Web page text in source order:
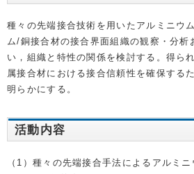
種々の先端接合技術を用いたアルミニウ
ム/銅接合材の接合界面組織の観察・分析
い，組織と特性の関係を検討する。得ら
属接合材における接合信頼性を確保する
明らかにする。
活動内容
（1）種々の先端接合手法によるアルミ